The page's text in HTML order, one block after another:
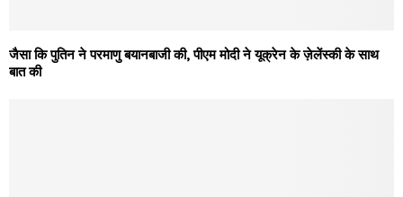
जैसा कि पुतिन ने परमाणु बयानबाजी की, पीएम मोदी ने यूक्रेन के ज़ेलेंस्की के साथ
बात की